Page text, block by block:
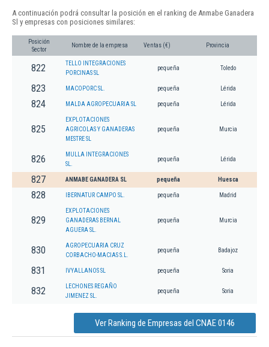
A continuación podrá consultar la posición en el ranking de Anmabe Ganadera
Sl y empresas con posiciones similares:
Posición
Sector
Nombre de la empresa Ventas (€) Provincia
822
TELLO INTEGRACIONES
PORCINAS SL
pequeña Toledo
823 MACOPORC SL. pequeña Lérida
824 MALDA AGROPECUARIA SL pequeña Lérida
825
EXPLOTACIONES
AGRICOLAS Y GANADERAS
MESTRE SL
pequeña Murcia
826
MULLA INTEGRACIONES
SL.
pequeña Lérida
827 ANMABE GANADERA SL pequeña Huesca
828 IBERNATUR CAMPO SL. pequeña Madrid
829
EXPLOTACIONES
GANADERAS BERNAL
AGUERA SL.
pequeña Murcia
830
AGROPECUARIA CRUZ
CORBACHO-MACIAS S.L.
pequeña Badajoz
831 IVYALLANOS SL pequeña Soria
832
LECHONES REGAÑO
JIMENEZ SL.
pequeña Soria
Ver Ranking de Empresas del CNAE 0146